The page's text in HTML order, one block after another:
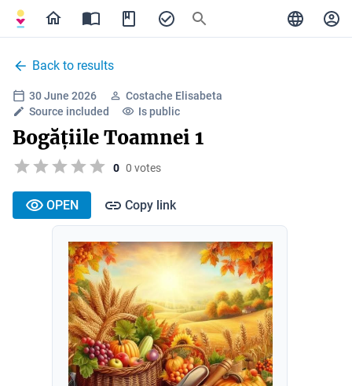
Back to results
30 June 2026
Costache Elisabeta
Source included
Is public
Bogățiile Toamnei 1
0 0 votes
OPEN Copy link